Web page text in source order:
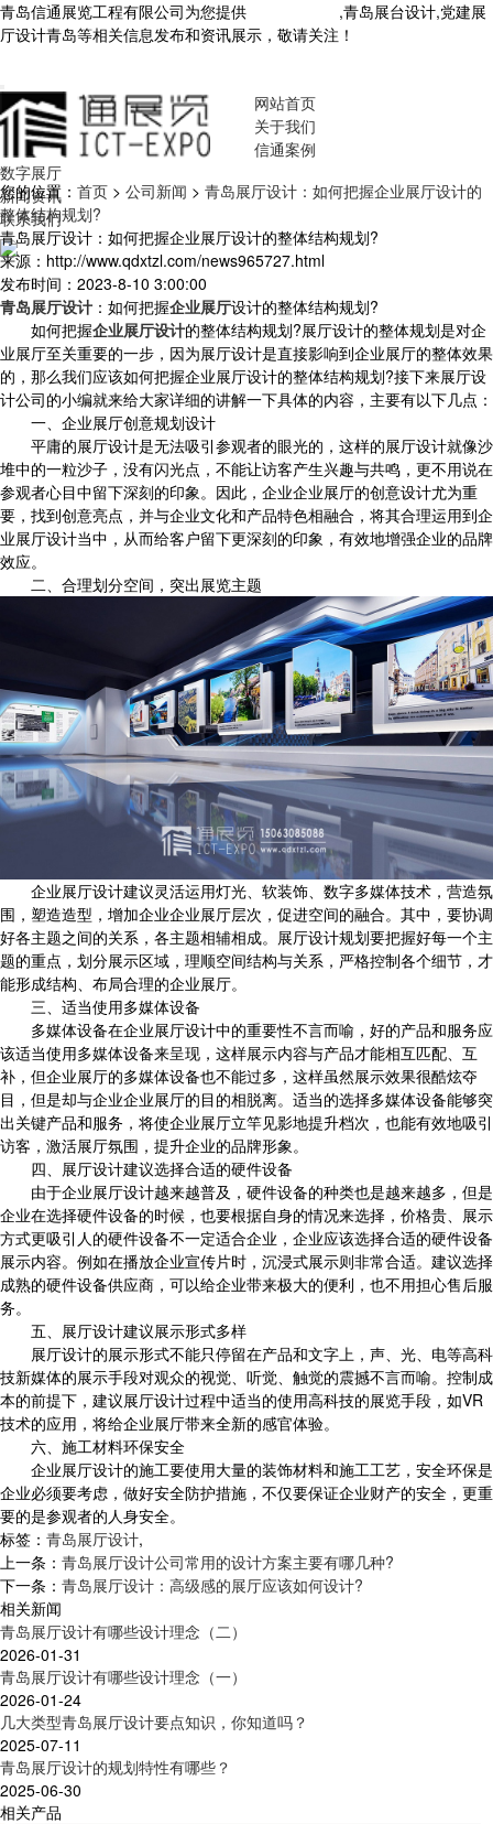
青岛信通展览工程有限公司为您提供
,青岛展台设计,党建展
厅设计青岛等相关信息发布和资讯展示，敬请关注！
网站首页
关于我们
信通案例
数字展厅
新闻资讯
联系我们
您的位置： 首页 > 公司新闻 > 青岛展厅设计：如何把握企业展厅设计的
整体结构规划?
青岛展厅设计：如何把握企业展厅设计的整体结构规划?
来源：http://www.qdxtzl.com/news965727.html
发布时间：2023-8-10 3:00:00
青岛展厅设计 ：如何把握企业展厅设计的整体结构规划?
如何把握企业展厅设计的整体结构规划?展厅设计的整体规划是对企
业展厅至关重要的一步，因为展厅设计是直接影响到企业展厅的整体效果
的，那么我们应该如何把握企业展厅设计的整体结构规划?接下来展厅设
计公司的小编就来给大家详细的讲解一下具体的内容，主要有以下几点：
一、企业展厅创意规划设计
平庸的展厅设计是无法吸引参观者的眼光的，这样的展厅设计就像沙
堆中的一粒沙子，没有闪光点，不能让访客产生兴趣与共鸣，更不用说在
参观者心目中留下深刻的印象。因此，企业企业展厅的创意设计尤为重
要，找到创意亮点，并与企业文化和产品特色相融合，将其合理运用到企
业展厅设计当中，从而给客户留下更深刻的印象，有效地增强企业的品牌
效应。
二、合理划分空间，突出展览主题
企业展厅设计建议灵活运用灯光、软装饰、数字多媒体技术，营造氛
围，塑造造型，增加企业企业展厅层次，促进空间的融合。其中，要协调
好各主题之间的关系，各主题相辅相成。展厅设计规划要把握好每一个主
题的重点，划分展示区域，理顺空间结构与关系，严格控制各个细节，才
能形成结构、布局合理的企业展厅。
三、适当使用多媒体设备
多媒体设备在企业展厅设计中的重要性不言而喻，好的产品和服务应
该适当使用多媒体设备来呈现，这样展示内容与产品才能相互匹配、互
补，但企业展厅的多媒体设备也不能过多，这样虽然展示效果很酷炫夺
目，但是却与企业企业展厅的目的相脱离。适当的选择多媒体设备能够突
出关键产品和服务，将使企业展厅立竿见影地提升档次，也能有效地吸引
访客，激活展厅氛围，提升企业的品牌形象。
四、展厅设计建议选择合适的硬件设备
由于企业展厅设计越来越普及，硬件设备的种类也是越来越多，但是
企业在选择硬件设备的时候，也要根据自身的情况来选择，价格贵、展示
方式更吸引人的硬件设备不一定适合企业，企业应该选择合适的硬件设备
展示内容。例如在播放企业宣传片时，沉浸式展示则非常合适。建议选择
成熟的硬件设备供应商，可以给企业带来极大的便利，也不用担心售后服
务。
五、展厅设计建议展示形式多样
展厅设计的展示形式不能只停留在产品和文字上，声、光、电等高科
技新媒体的展示手段对观众的视觉、听觉、触觉的震撼不言而喻。控制成
本的前提下，建议展厅设计过程中适当的使用高科技的展览手段，如VR
技术的应用，将给企业展厅带来全新的感官体验。
六、施工材料环保安全
企业展厅设计的施工要使用大量的装饰材料和施工工艺，安全环保是
企业必须要考虑，做好安全防护措施，不仅要保证企业财产的安全，更重
要的是参观者的人身安全。
标签： 青岛展厅设计,
上一条： 青岛展厅设计公司常用的设计方案主要有哪几种?
下一条： 青岛展厅设计：高级感的展厅应该如何设计?
相关新闻
青岛展厅设计有哪些设计理念（二）
2026-01-31
青岛展厅设计有哪些设计理念（一）
2026-01-24
几大类型青岛展厅设计要点知识，你知道吗？
2025-07-11
青岛展厅设计的规划特性有哪些？
2025-06-30
相关产品